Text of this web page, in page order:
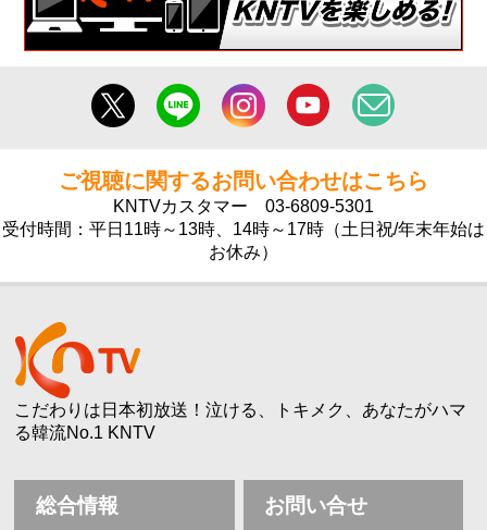
ご視聴に関するお問い合わせはこちら
KNTVカスタマー 03-6809-5301
受付時間：平日11時～13時、14時～17時（土日祝/年末年始は
お休み）
こだわりは日本初放送！泣ける、トキメク、あなたがハマ
る韓流No.1 KNTV
総合情報 お問い合せ